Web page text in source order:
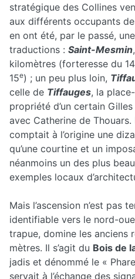
stratégique des Collines
aux différents occupants
en ont été, par le passé,
traductions : Saint-Mesmin
kilomètres (forteresse du 14
15e) ; un peu plus loin,
celle de Tiffauges, la
propriété d’un certain
avec Catherine de
comptait à l’origine une
qu’une courtine et un
néanmoins un des plus
exemples locaux
Mais l’ascension n’est pas
identifiable vers le nord-
trapue, domine les anciens
mètres. Il s’agit du Bois de
jadis et dénommé le «
servait à l’échange des